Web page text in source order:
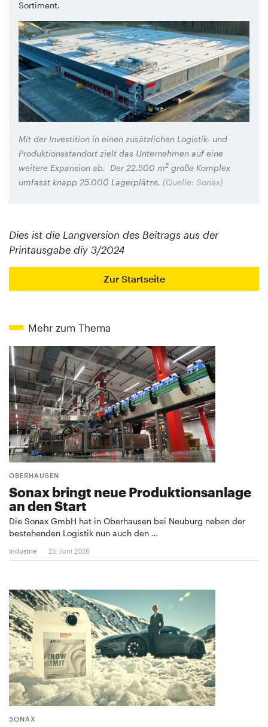
Sortiment.
Mit der Investition in einen zusätzlichen Logistik- und
Produktionsstandort zielt das Unternehmen auf eine
weitere Expansion ab. Der 22.500 m2 große Komplex
umfasst knapp 25.000 Lagerplätze. (Quelle: Sonax)
Dies ist die Langversion des Beitrags aus der
Printausgabe diy 3/2024
Zur Startseite
Mehr zum Thema
OBERHAUSEN
Sonax bringt neue Produktionsanlage
an den Start
Die Sonax GmbH hat in Oberhausen bei Neuburg neben der
bestehenden Logistik nun auch den …
Industrie 25. Juni 2026
SONAX